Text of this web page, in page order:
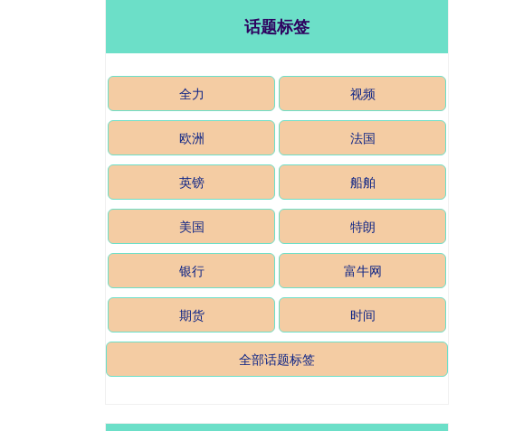
话题标签
全力 视频
欧洲 法国
英镑 船舶
美国 特朗
银行 富牛网
期货 时间
全部话题标签